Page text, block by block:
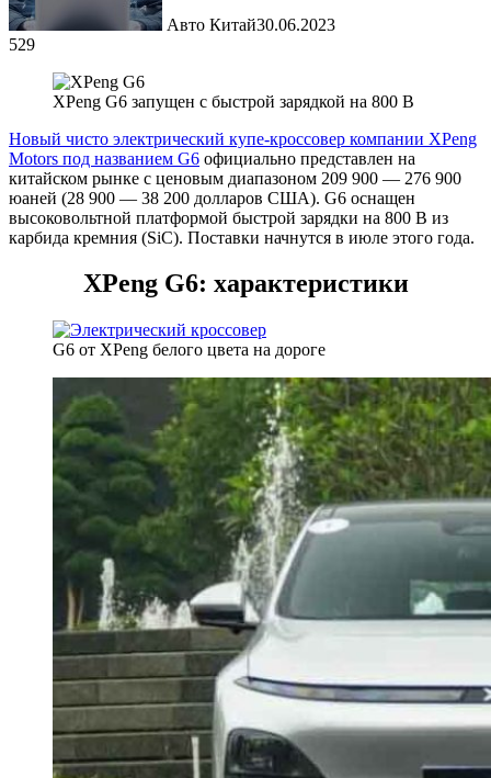
Авто Китай30.06.2023
529
XPeng G6 запущен с быстрой зарядкой на 800 В
Новый чисто электрический купе-кроссовер компании XPeng
Motors под названием G6 официально представлен на
китайском рынке с ценовым диапазоном 209 900 — 276 900
юаней (28 900 — 38 200 долларов США). G6 оснащен
высоковольтной платформой быстрой зарядки на 800 В из
карбида кремния (SiC). Поставки начнутся в июле этого года.
XPeng G6: характеристики
G6 от XPeng белого цвета на дороге